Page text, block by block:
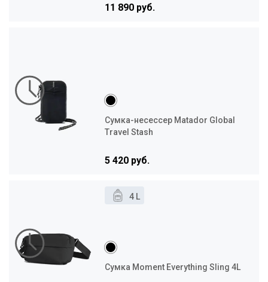
11 890 руб.
Сумка-несессер Matador Global
Travel Stash
5 420 руб.
4 L
Сумка Moment Everything Sling 4L